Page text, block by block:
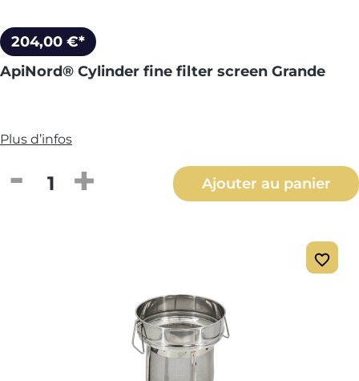
204,00 €*
ApiNord® Cylinder fine filter screen Grande
Plus d’infos
Quantité de produit : Entrez la
Ajouter au panier